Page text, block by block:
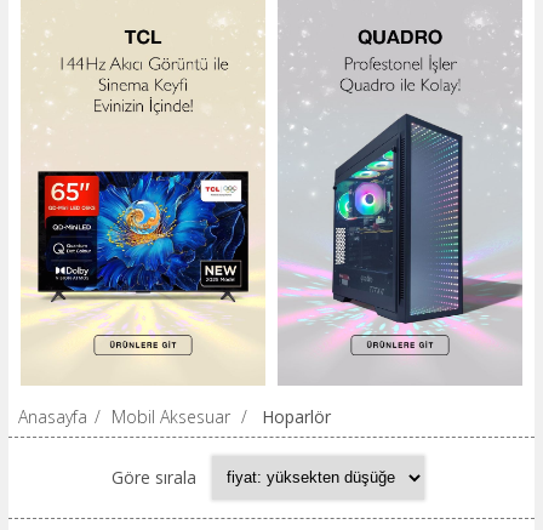
Anasayfa / Mobil Aksesuar / Hoparlör
Göre sırala